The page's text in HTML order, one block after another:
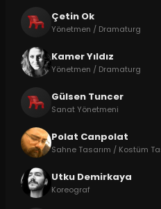
Çetin Ok
Yönetmen / Dramaturg
Kamer Yıldız
Yönetmen / Dramaturg
Gülsen Tuncer
Sanat Yönetmeni
Polat Canpolat
Sahne Tasarım / Kostüm
Utku Demirkaya
Koreograf